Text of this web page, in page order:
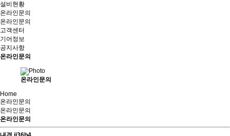
설비현황
온라인문의
온라인문의
고객센터
기어정보
공지사항
온라인문의
온라인문의
Home
온라인문의
온라인문의
온라인문의